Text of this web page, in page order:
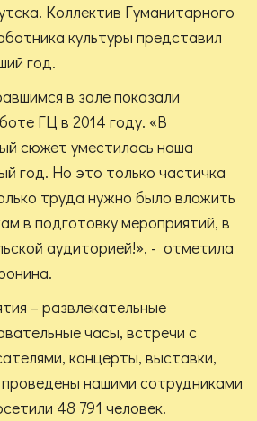
Коллектив Гуманитарного
культуры представил
год.
в зале показали
ГЦ в 2014 году. «В
сюжет уместилась наша
год. Но это только частичка
труда нужно было вложить
в подготовку мероприятий, в
аудиторией!», - отметила
– развлекательные
часы, встречи с
концерты, выставки,
нашими сотрудниками
48 791 человек.